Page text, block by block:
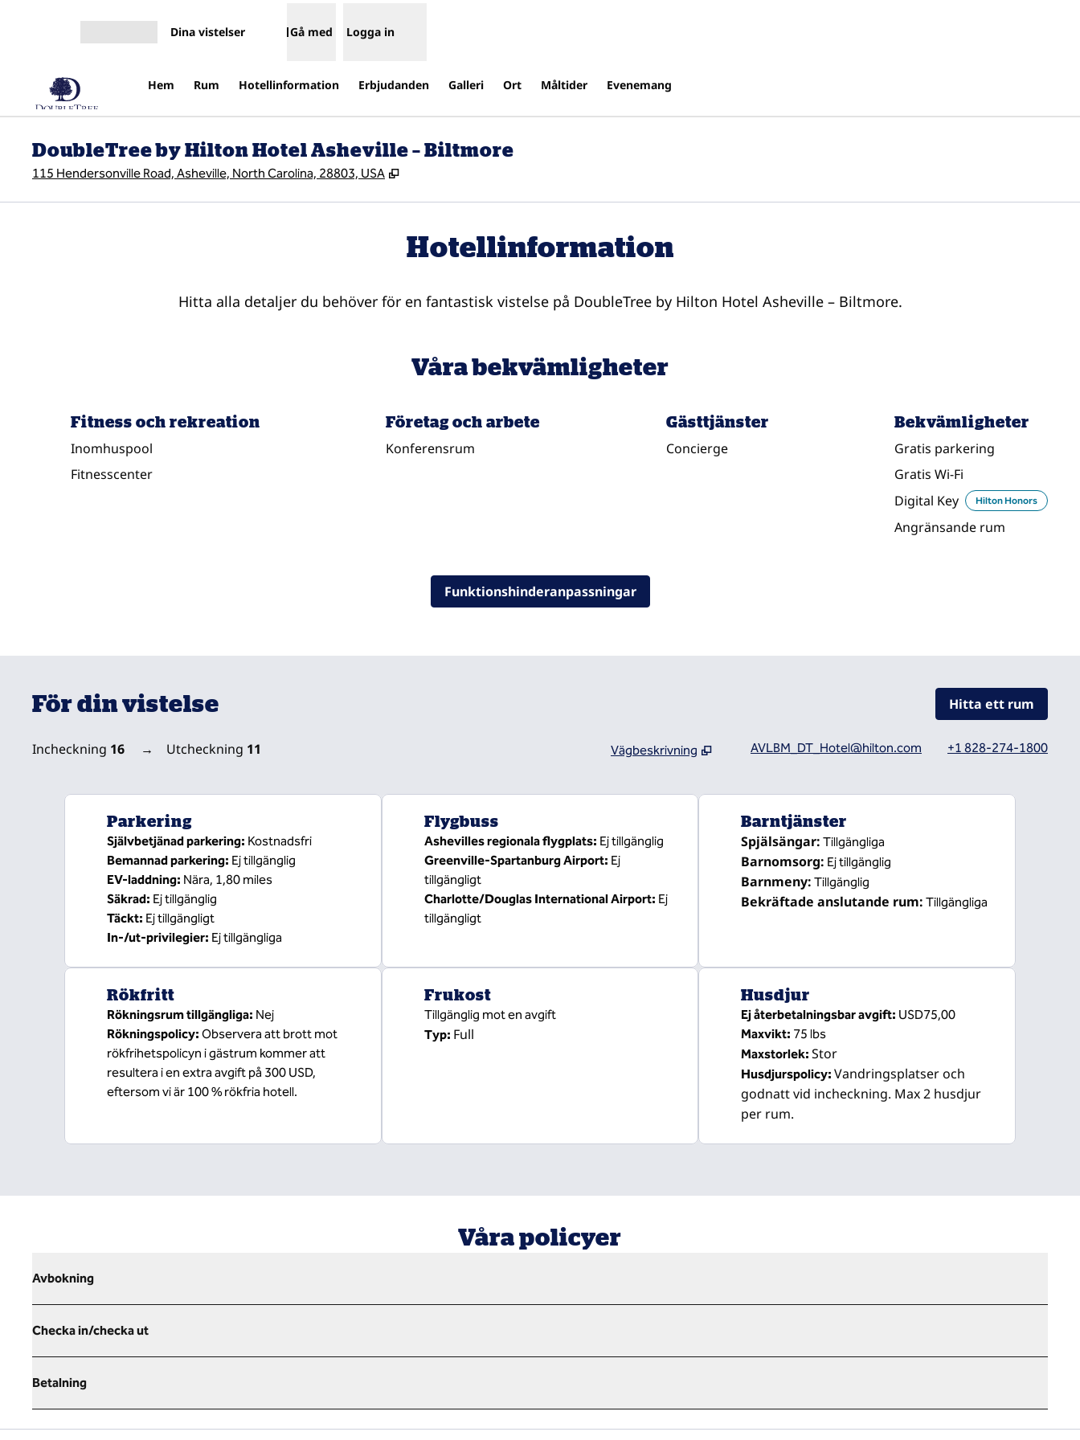
Dina vistelser Gå med Logga in
Hem Rum Hotellinformation Erbjudanden Galleri Ort Måltider Evenemang
DoubleTree by Hilton Hotel Asheville – Biltmore
115 Hendersonville Road, Asheville, North Carolina, 28803, USA ,
Hotellinformation
Hitta alla detaljer du behöver för en fantastisk vistelse på DoubleTree by Hilton Hotel Asheville – Biltmore.
Våra bekvämligheter
Fitness och rekreation
Inomhuspool
Fitnesscenter
Företag och arbete
Konferensrum
Gästtjänster
Concierge
Bekvämligheter
Gratis parkering
Gratis Wi-Fi
Digital Key
Hilton Honors
Angränsande rum
Funktionshinderanpassningar
För din vistelse Hitta ett rum
Incheckning 16 → Utcheckning 11
Vägbeskrivning
AVLBM_DT_Hotel@hilton.com +1 828-274-1800
Parkering
Självbetjänad parkering: Kostnadsfri
Bemannad parkering: Ej tillgänglig
EV-laddning: Nära, 1,80 miles
Säkrad: Ej tillgänglig
Täckt: Ej tillgängligt
In-/ut-privilegier: Ej tillgängliga
Flygbuss
Ashevilles regionala flygplats: Ej tillgänglig
Greenville-Spartanburg Airport: Ej
tillgängligt
Charlotte/Douglas International Airport: Ej
tillgängligt
Barntjänster
Spjälsängar: Tillgängliga
Barnomsorg: Ej tillgänglig
Barnmeny: Tillgänglig
Bekräftade anslutande rum: Tillgängliga
Rökfritt
Rökningsrum tillgängliga: Nej
Rökningspolicy: Observera att brott mot
rökfrihetspolicyn i gästrum kommer att
resultera i en extra avgift på 300 USD,
eftersom vi är 100 % rökfria hotell.
Frukost
Tillgänglig mot en avgift
Typ: Full
Husdjur
Ej återbetalningsbar avgift: USD75,00
Maxvikt: 75 lbs
Maxstorlek: Stor
Husdjurspolicy: Vandringsplatser och
godnatt vid incheckning. Max 2 husdjur
per rum.
Våra policyer
Avbokning
Checka in/checka ut
Betalning